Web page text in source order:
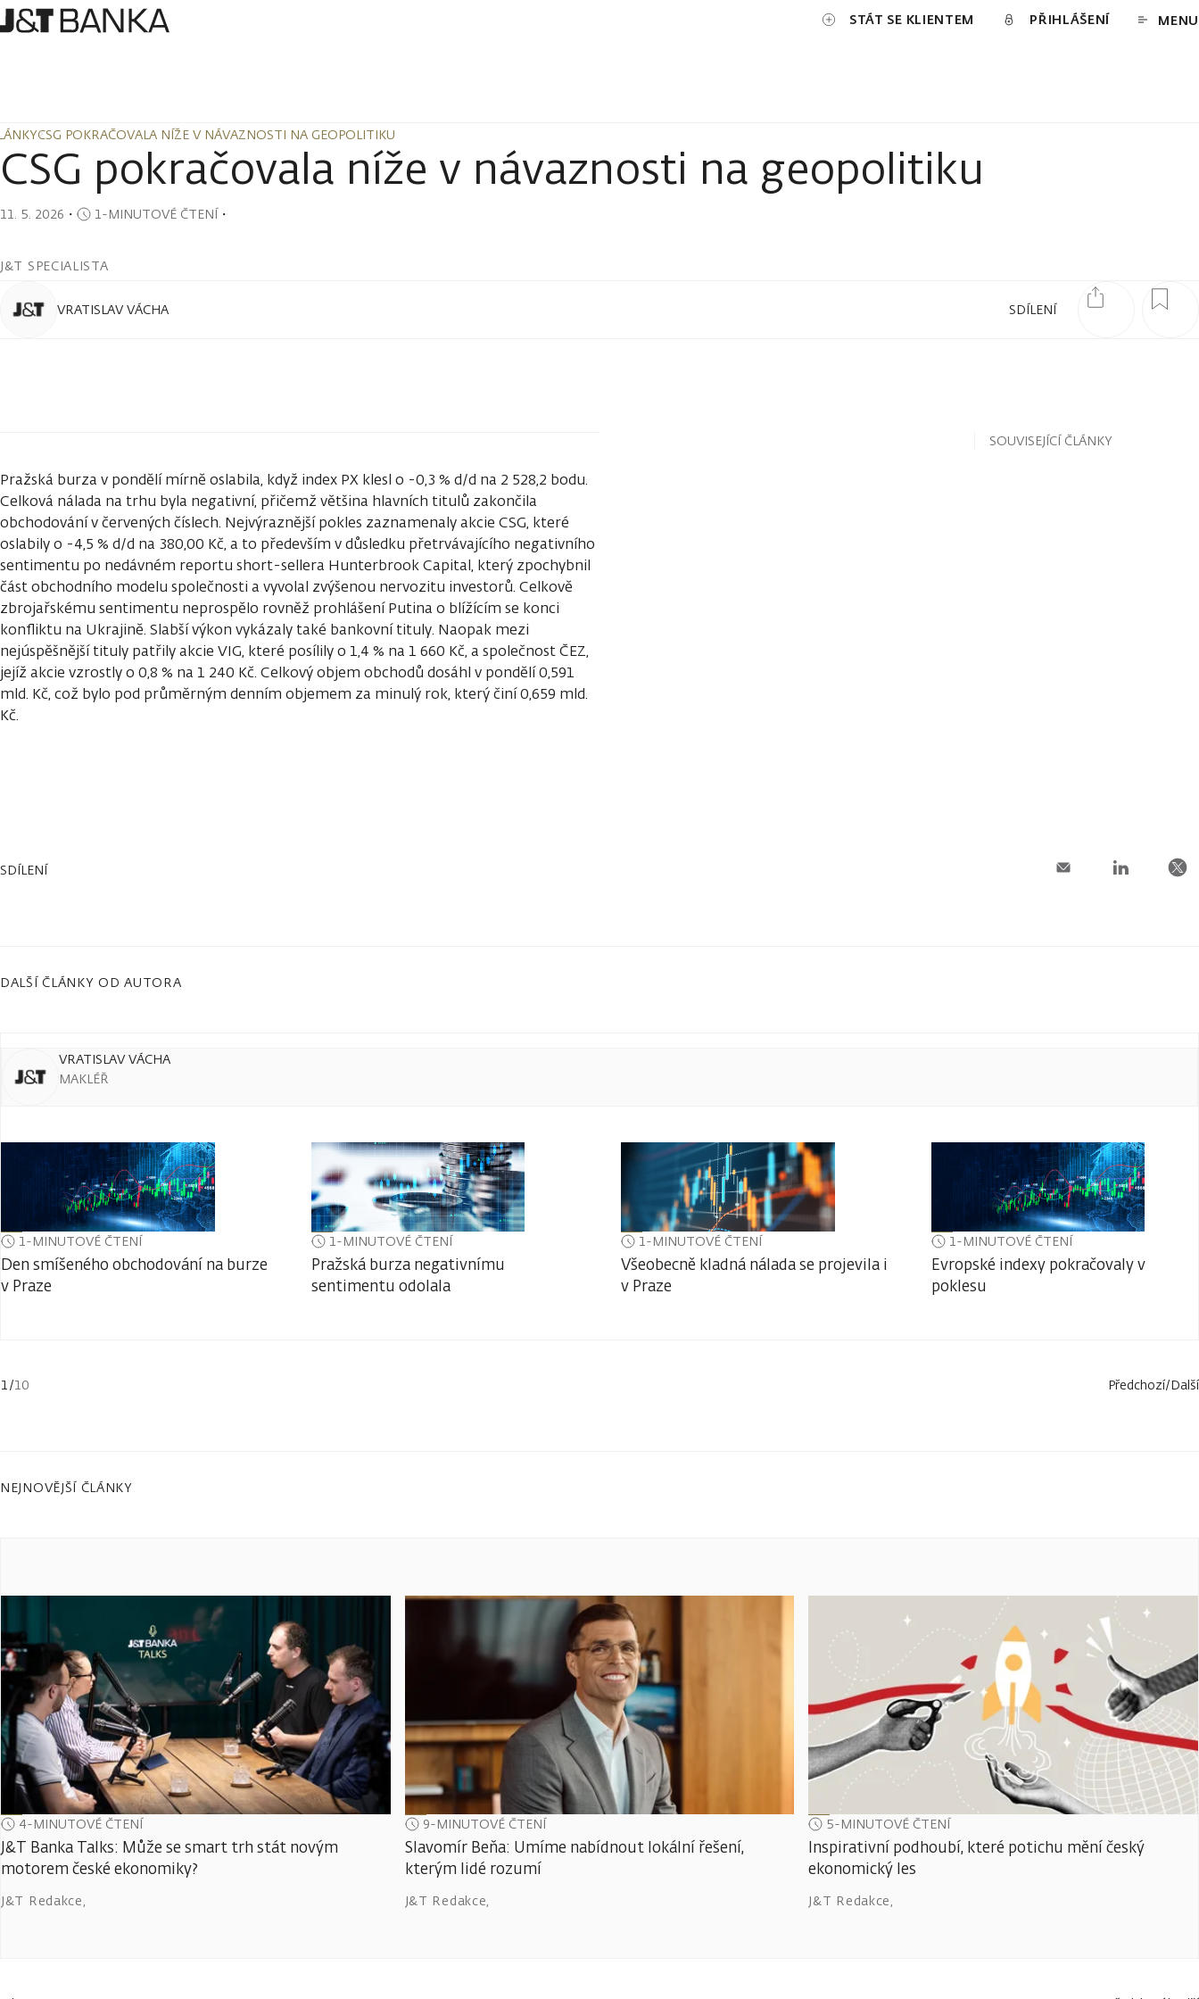
STÁT SE KLIENTEM PŘIHLÁŠENÍ MENU
CSG POKRAČOVALA NÍŽE V NÁVAZNOSTI NA GEOPOLITIKU
CSG POKRAČOVALA NÍŽE V NÁVAZNOSTI NA GEOPOLITIKU
CSG pokračovala níže v návaznosti na geopolitiku
11. 5. 2026 ・ 1-MINUTOVÉ ČTENÍ・
J&T SPECIALISTA
SDÍLENÍ
VRATISLAV VÁCHA
Pražská burza v pondělí mírně oslabila, když index PX klesl o -0,3 % d/d na 2 528,2 bodu.
Celková nálada na trhu byla negativní, přičemž většina hlavních titulů zakončila
obchodování v červených číslech. Nejvýraznější pokles zaznamenaly akcie CSG, které
oslabily o -4,5 % d/d na 380,00 Kč, a to především v důsledku přetrvávajícího negativního
sentimentu po nedávném reportu short-sellera Hunterbrook Capital, který zpochybnil
část obchodního modelu společnosti a vyvolal zvýšenou nervozitu investorů. Celkově
zbrojařskému sentimentu neprospělo rovněž prohlášení Putina o blížícím se konci
konfliktu na Ukrajině. Slabší výkon vykázaly také bankovní tituly. Naopak mezi
nejúspěšnější tituly patřily akcie VIG, které posílily o 1,4 % na 1 660 Kč, a společnost ČEZ,
jejíž akcie vzrostly o 0,8 % na 1 240 Kč. Celkový objem obchodů dosáhl v pondělí 0,591
mld. Kč, což bylo pod průměrným denním objemem za minulý rok, který činí 0,659 mld.
Kč.
SOUVISEJÍCÍ ČLÁNKY
SDÍLENÍ
DALŠÍ ČLÁNKY OD AUTORA
VRATISLAV VÁCHA
MAKLÉŘ
1-MINUTOVÉ ČTENÍ
Den smíšeného obchodování na burze
v Praze
1-MINUTOVÉ ČTENÍ
Pražská burza negativnímu
sentimentu odolala
1-MINUTOVÉ ČTENÍ
Všeobecně kladná nálada se projevila i
v Praze
1-MINUTOVÉ ČTENÍ
Evropské indexy pokračovaly v
poklesu
1 /10 Předchozí/Další
NEJNOVĚJŠÍ ČLÁNKY
4-MINUTOVÉ ČTENÍ
J&T Banka Talks: Může se smart trh stát novým
motorem české ekonomiky?
J&T Redakce,
9-MINUTOVÉ ČTENÍ
Slavomír Beňa: Umíme nabídnout lokální řešení,
kterým lidé rozumí
J&T Redakce,
5-MINUTOVÉ ČTENÍ
Inspirativní podhoubí, které potichu mění český
ekonomický les
J&T Redakce,